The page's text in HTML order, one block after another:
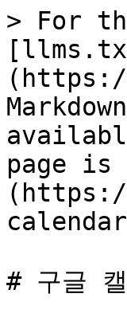
> For
page is
# 구글